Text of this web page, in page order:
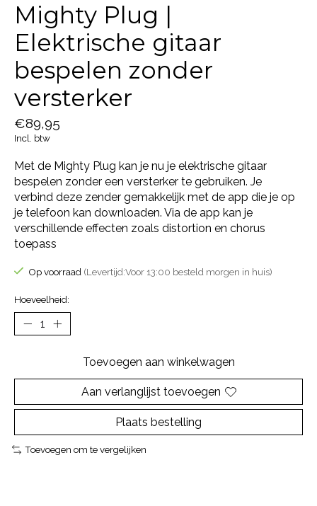
Mighty Plug |
Elektrische gitaar
bespelen zonder
versterker
€89,95
Incl. btw
Met de Mighty Plug kan je nu je elektrische gitaar
bespelen zonder een versterker te gebruiken. Je
verbind deze zender gemakkelijk met de app die je op
je telefoon kan downloaden. Via de app kan je
verschillende effecten zoals distortion en chorus
toepass
Op voorraad (Levertijd:Voor 13:00 besteld morgen in huis)
Hoeveelheid:
Toevoegen aan winkelwagen
Aan verlanglijst toevoegen
Plaats bestelling
Toevoegen om te vergelijken